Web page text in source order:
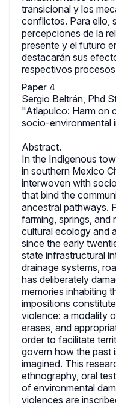
transicional y los
conflictos. Para ello,
percepciones de la
presente y el futuro
destacarán sus
respectivos
Paper 4
Sergio Beltrán, Phd
"Atlapulco: Harm on
socio-environmental
Abstract.
In the Indigenous
in southern Mexico
interwoven with
that bind the
ancestral pathways.
farming, springs, and
cultural ecology and
since the early
state infrastructural
drainage systems,
has deliberately
memories inhabiting
impositions
violence: a modality
erases, and
order to facilitate
govern how the past
imagined. This
ethnography, oral
of environmental
violences are